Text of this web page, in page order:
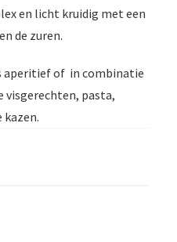
en licht kruidig met een
de zuren.
aperitief of in combinatie
visgerechten, pasta,
kazen.